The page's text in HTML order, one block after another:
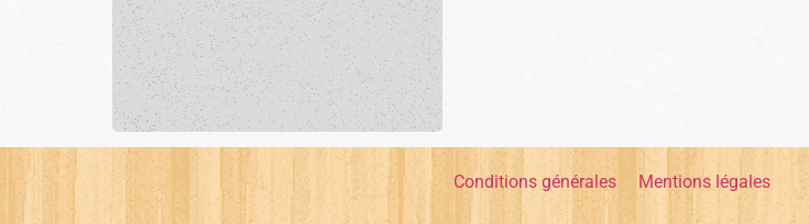
Conditions générales Mentions légales